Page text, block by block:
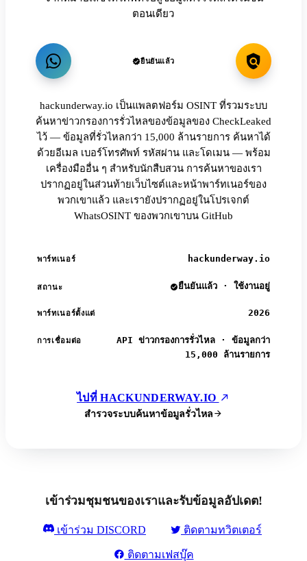
ตอนเดียว
ยืนยันแล้ว
hackunderway.io เป็นแพลตฟอร์ม OSINT ที่รวมระบบ
ค้นหาข่าวกรองการรั่วไหลของข้อมูลของ CheckLeaked
ไว้ — ข้อมูลที่รั่วไหลกว่า 15,000 ล้านรายการ ค้นหาได้
ด้วยอีเมล เบอร์โทรศัพท์ รหัสผ่าน และโดเมน — พร้อม
เครื่องมืออื่น ๆ สำหรับนักสืบสวน การค้นหาของเรา
ปรากฏอยู่ในส่วนท้ายเว็บไซต์และหน้าพาร์ทเนอร์ของ
พวกเขาแล้ว และเรายังปรากฏอยู่ในโปรเจกต์
WhatsOSINT ของพวกเขาบน GitHub
พาร์ทเนอร์ hackunderway.io
สถานะ ยืนยันแล้ว · ใช้งานอยู่
พาร์ทเนอร์ตั้งแต่ 2026
การเชื่อมต่อ
API ข่าวกรองการรั่วไหล · ข้อมูลกว่า
15,000 ล้านรายการ
ไปที่ HACKUNDERWAY.IO
สำรวจระบบค้นหาข้อมูลรั่วไหล
เข้าร่วมชุมชนของเราและรับข้อมูลอัปเดต!
เข้าร่วม DISCORD ติดตามทวิตเตอร์
ติดตามเฟสบุ๊ค